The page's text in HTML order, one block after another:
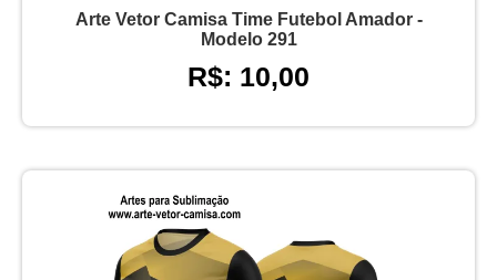
Arte Vetor Camisa Time Futebol Amador -
Modelo 291
R$: 10,00